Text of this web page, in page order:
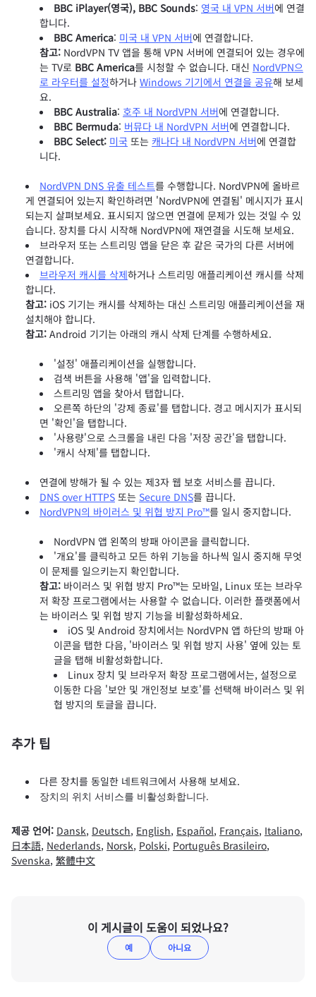
BBC iPlayer(영국), BBC Sounds: 영국 내 VPN 서버에 연결
합니다.
BBC America: 미국 내 VPN 서버에 연결합니다.
참고: NordVPN TV 앱을 통해 VPN 서버에 연결되어 있는 경우에
는 TV로 BBC America를 시청할 수 없습니다. 대신 NordVPN으
로 라우터를 설정하거나 Windows 기기에서 연결을 공유해 보세
요.
BBC Australia: 호주 내 NordVPN 서버에 연결합니다.
BBC Bermuda: 버뮤다 내 NordVPN 서버에 연결합니다.
BBC Select: 미국 또는 캐나다 내 NordVPN 서버에 연결합
니다.
NordVPN DNS 유출 테스트를 수행합니다. NordVPN에 올바르
게 연결되어 있는지 확인하려면 'NordVPN에 연결됨' 메시지가 표시
되는지 살펴보세요. 표시되지 않으면 연결에 문제가 있는 것일 수 있
습니다. 장치를 다시 시작해 NordVPN에 재연결을 시도해 보세요.
브라우저 또는 스트리밍 앱을 닫은 후 같은 국가의 다른 서버에
연결합니다.
브라우저 캐시를 삭제하거나 스트리밍 애플리케이션 캐시를 삭제
합니다.
참고: iOS 기기는 캐시를 삭제하는 대신 스트리밍 애플리케이션을 재
설치해야 합니다.
참고: Android 기기는 아래의 캐시 삭제 단계를 수행하세요.
'설정' 애플리케이션을 실행합니다.
검색 버튼을 사용해 '앱'을 입력합니다.
스트리밍 앱을 찾아서 탭합니다.
오른쪽 하단의 '강제 종료'를 탭합니다. 경고 메시지가 표시되
면 '확인'을 탭합니다.
'사용량'으로 스크롤을 내린 다음 '저장 공간'을 탭합니다.
'캐시 삭제'를 탭합니다.
연결에 방해가 될 수 있는 제3자 웹 보호 서비스를 끕니다.
DNS over HTTPS 또는 Secure DNS를 끕니다.
NordVPN의 바이러스 및 위협 방지 Pro™를 일시 중지합니다.
NordVPN 앱 왼쪽의 방패 아이콘을 클릭합니다.
'개요'를 클릭하고 모든 하위 기능을 하나씩 일시 중지해 무엇
이 문제를 일으키는지 확인합니다.
참고: 바이러스 및 위협 방지 Pro™는 모바일, Linux 또는 브라우
저 확장 프로그램에서는 사용할 수 없습니다. 이러한 플랫폼에서
는 바이러스 및 위협 방지 기능을 비활성화하세요.
iOS 및 Android 장치에서는 NordVPN 앱 하단의 방패 아
이콘을 탭한 다음, '바이러스 및 위협 방지 사용' 옆에 있는 토
글을 탭해 비활성화합니다.
Linux 장치 및 브라우저 확장 프로그램에서는, 설정으로
이동한 다음 '보안 및 개인정보 보호'를 선택해 바이러스 및 위
협 방지의 토글을 끕니다.
추가 팁
다른 장치를 동일한 네트워크에서 사용해 보세요.
장치의 위치 서비스를 비활성화합니다.
제공 언어: Dansk, Deutsch, English, Español, Français, Italiano,
日本語, Nederlands, Norsk, Polski, Português Brasileiro,
Svenska, 繁體中文
이 게시글이 도움이 되었나요?
예 아니요